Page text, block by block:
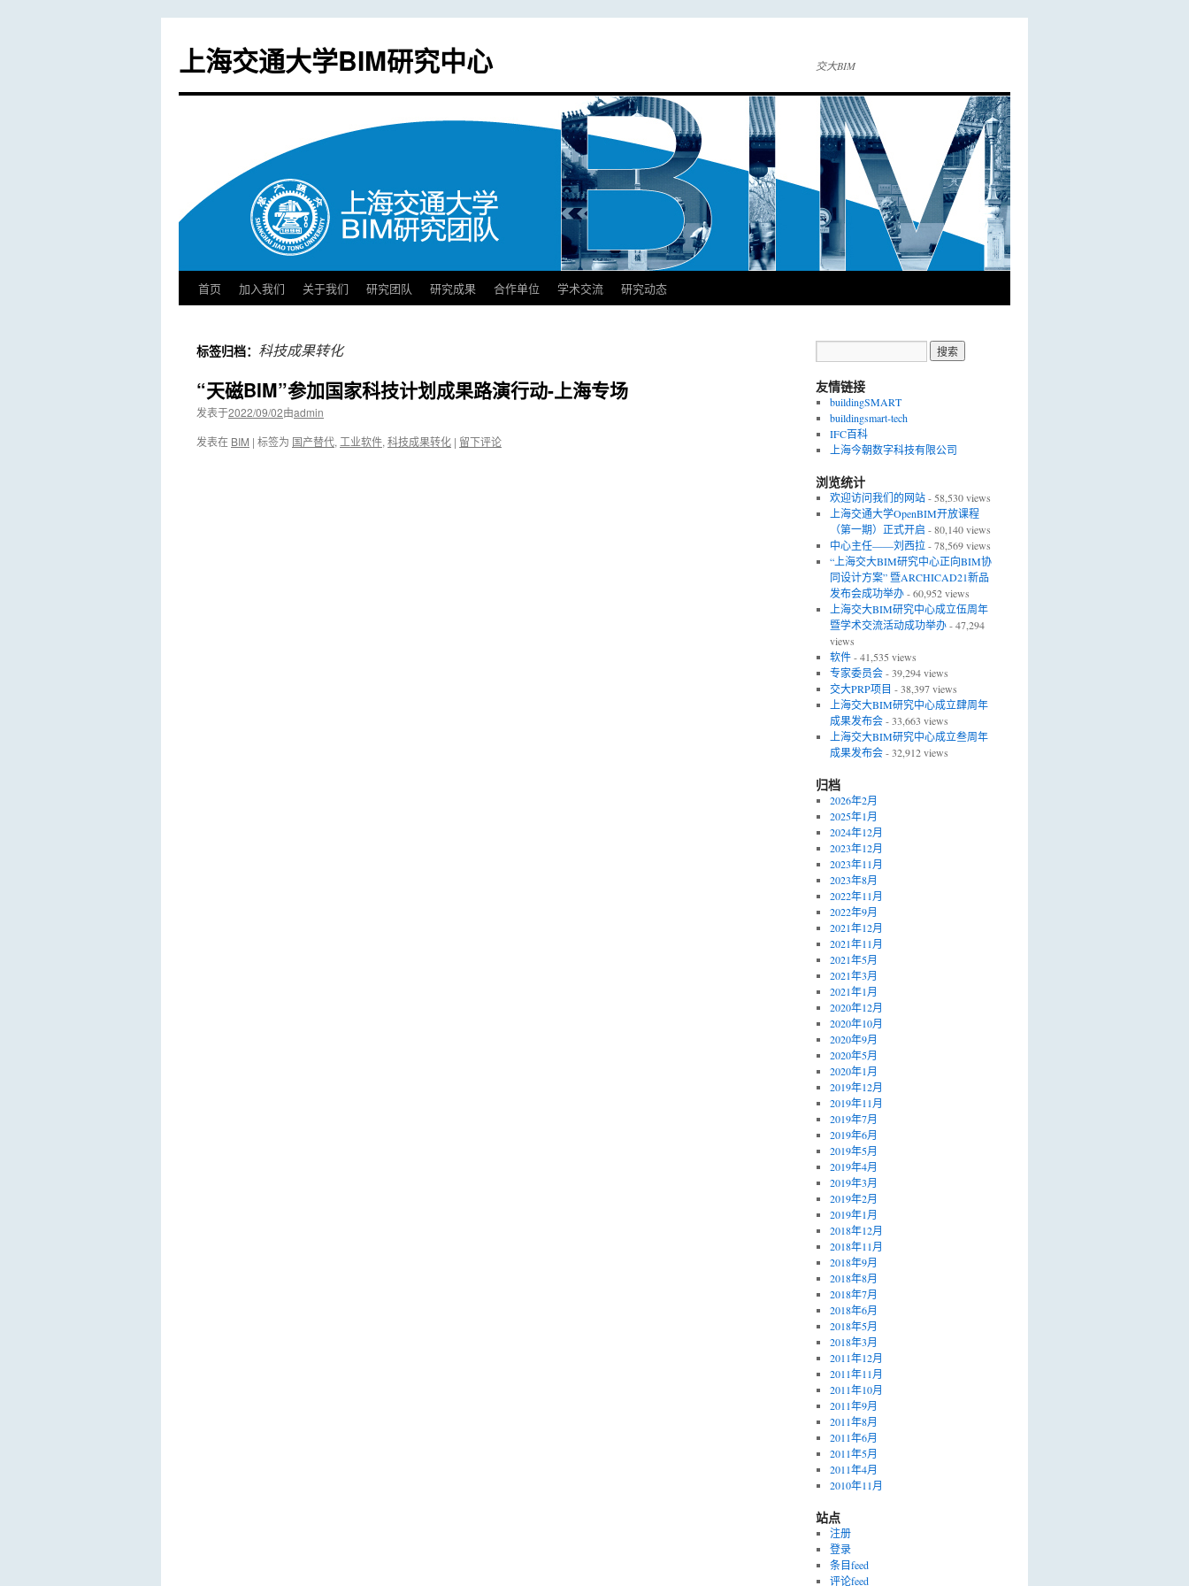
上海交通大学BIM研究中心 交大BIM
正
文
首页 加入我们 关于我们 研究团队 研究成果 合作单位 学术交流 研究动态
标签归档： 科技成果转化
“天磁BIM”参加国家科技计划成果路演行动-上海专场
发表于2022/09/02由admin
发表在 BIM | 标签为 国产替代, 工业软件, 科技成果转化 | 留下评论
友情链接
buildingSMART
buildingsmart-tech
IFC百科
上海今朝数字科技有限公司
浏览统计
欢迎访问我们的网站- 58,530 views
上海交通大学OpenBIM开放课程
（第一期）正式开启 - 80,140 views
中心主任——刘西拉- 78,569 views
“上海交大BIM研究中心正向BIM协
同设计方案” 暨ARCHICAD21新品
发布会成功举办- 60,952 views
上海交大BIM研究中心成立伍周年
暨学术交流活动成功举办- 47,294
views
软件- 41,535 views
专家委员会- 39,294 views
交大PRP项目 - 38,397 views
上海交大BIM研究中心成立肆周年
成果发布会- 33,663 views
上海交大BIM研究中心成立叁周年
成果发布会- 32,912 views
归档
2026年2月
2025年1月
2024年12月
2023年12月
2023年11月
2023年8月
2022年11月
2022年9月
2021年12月
2021年11月
2021年5月
2021年3月
2021年1月
2020年12月
2020年10月
2020年9月
2020年5月
2020年1月
2019年12月
2019年11月
2019年7月
2019年6月
2019年5月
2019年4月
2019年3月
2019年2月
2019年1月
2018年12月
2018年11月
2018年9月
2018年8月
2018年7月
2018年6月
2018年5月
2018年3月
2011年12月
2011年11月
2011年10月
2011年9月
2011年8月
2011年6月
2011年5月
2011年4月
2010年11月
站点
注册
登录
条目feed
评论feed